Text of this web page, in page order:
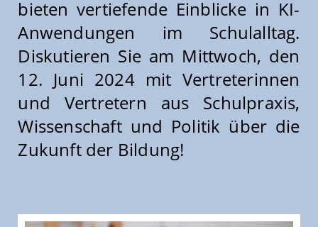
bieten vertiefende Einblicke in KI-
Anwendungen im Schulalltag.
Diskutieren Sie am Mittwoch, den
12. Juni 2024 mit Vertreterinnen
und Vertretern aus Schulpraxis,
Wissenschaft und Politik über die
Zukunft der Bildung!